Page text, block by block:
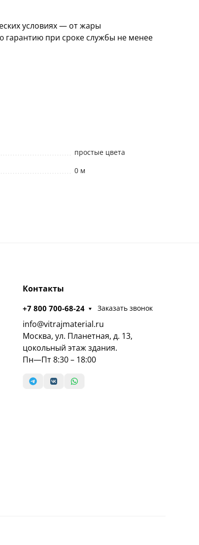
условиях — от жары
гарантию при сроке службы не менее
простые цвета
0 м
Контакты
+7 800 700-68-24 Заказать звонок
info@vitrajmaterial.ru
Москва, ул. Планетная, д. 13,
цокольный этаж здания.
Пн—Пт 8:30 – 18:00